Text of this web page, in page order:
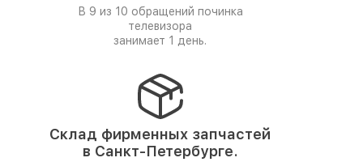
В 9 из 10 обращений починка
телевизора
занимает 1 день.
Склад фирменных запчастей
в Санкт-Петербурге.